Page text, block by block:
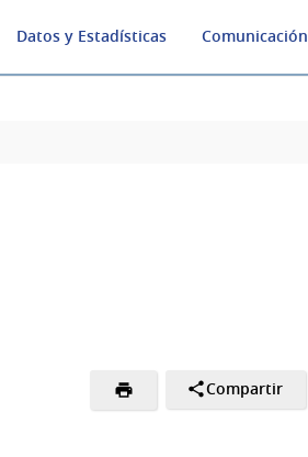
Datos y Estadísticas Comunicación
Compartir